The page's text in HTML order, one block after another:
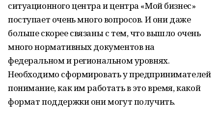
ситуационного центра и центра «Мой бизнес»
поступает очень много вопросов. И они даже
больше скорее связаны с тем, что вышло очень
много нормативных документов на
федеральном и региональном уровнях.
Необходимо сформировать у предпринимателей
понимание, как им работать в это время, какой
формат поддержки они могут получить.